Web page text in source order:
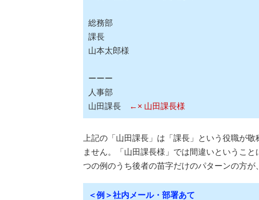
総務部
課長
山本太郎様
ーーー
人事部
山田課長
←× 山田課長様
上記の「山田課長」は「課長」という役職が
ません。「山田課長様」では間違いというこ
つの例のうち後者の苗字だけのパターンの方が
＜例＞社内メール・部署あて